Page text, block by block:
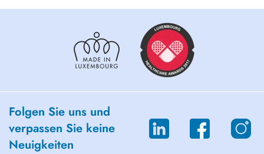
Folgen Sie uns und
verpassen Sie keine
Neuigkeiten